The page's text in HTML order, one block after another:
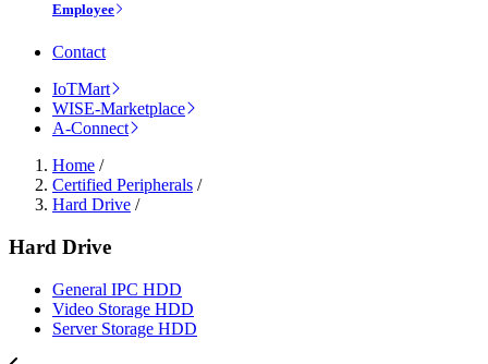
Employee
Contact
IoTMart
WISE-Marketplace
A-Connect
Home /
Certified Peripherals /
Hard Drive /
Hard Drive
General IPC HDD
Video Storage HDD
Server Storage HDD